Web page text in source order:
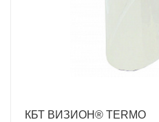
КБТ ВИЗИОН® TERMO